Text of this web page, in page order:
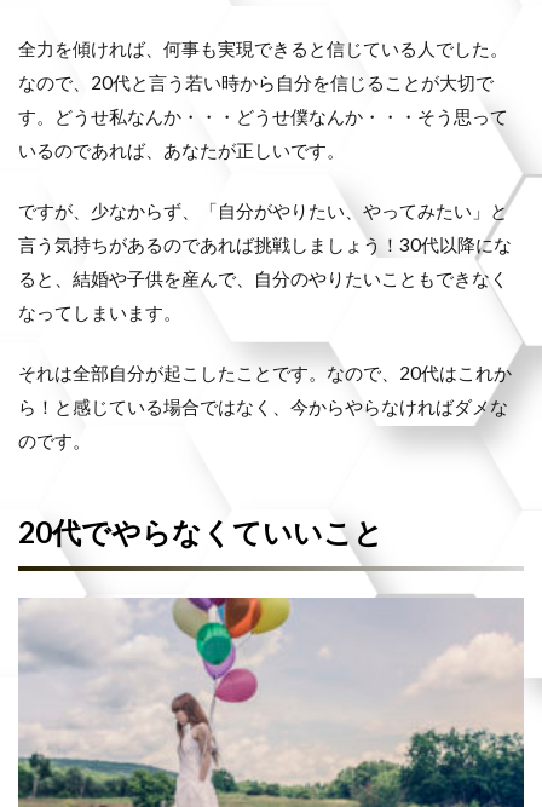
全力を傾ければ、何事も実現できると信じている人でした。
なので、20代と言う若い時から自分を信じることが大切で
す。どうせ私なんか・・・どうせ僕なんか・・・そう思って
いるのであれば、あなたが正しいです。
ですが、少なからず、「自分がやりたい、やってみたい」と
言う気持ちがあるのであれば挑戦しましょう！30代以降にな
ると、結婚や子供を産んで、自分のやりたいこともできなく
なってしまいます。
それは全部自分が起こしたことです。なので、20代はこれか
ら！と感じている場合ではなく、今からやらなければダメな
のです。
20代でやらなくていいこと